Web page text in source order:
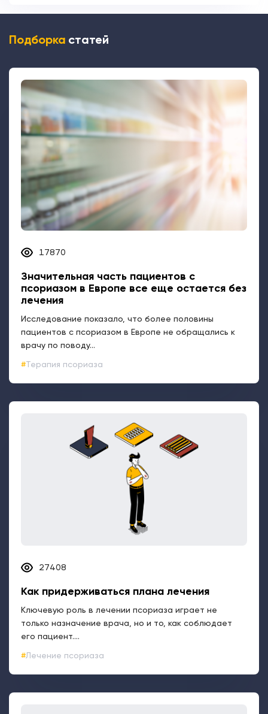
Подборка статей
17870
Значительная часть пациентов с
псориазом в Европе все еще остается без
лечения
Исследование показало, что более половины
пациентов с псориазом в Европе не обращались к
врачу по поводу...
Терапия псориаза
27408
Как придерживаться плана лечения
Ключевую роль в лечении псориаза играет не
только назначение врача, но и то, как соблюдает
его пациент....
Лечение псориаза